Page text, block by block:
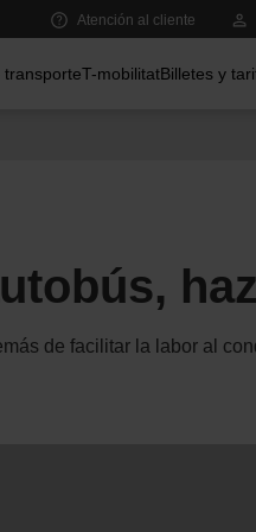
Atención al cliente
transporteT-mobilitatBilletes y
de facilitar la labor al